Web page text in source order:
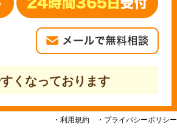
くなっております
・利用規約 ・プライバシーポリシー